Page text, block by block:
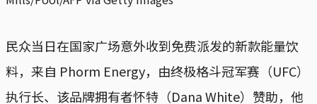
民众当日在国家广场意外收到免费派发的新款能量饮
料，来自 Phorm Energy，由终极格斗冠军赛（UFC）
执行长、该品牌拥有者怀特（Dana White）赞助，他